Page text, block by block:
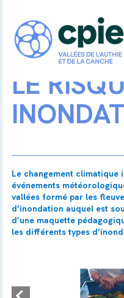
LE
Le changement
événements
vallées formé par les
d’inondation auquel est
d’une maquette
les différents types